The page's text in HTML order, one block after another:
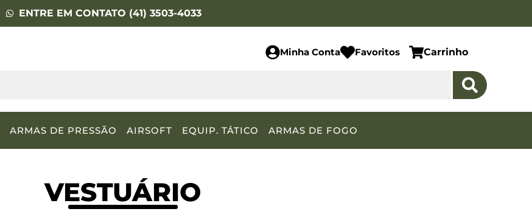
ENTRE EM CONTATO (41) 3503-4033
Minha Conta Favoritos Carrinho
ARMAS DE PRESSÃO AIRSOFT EQUIP. TÁTICO ARMAS DE FOGO
VESTUÁRIO